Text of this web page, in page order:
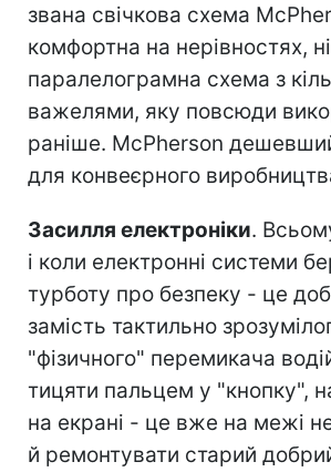
звана свічкова схема
комфортна на нерівностях,
паралелограмна схема з
важелями, яку повсюди
раніше. MсPherson
для конвеєрного
Засилля електроніки.
і коли електронні системи
турботу про безпеку - це
замість тактильно
"фізичного" перемикача
тицяти пальцем у "кнопку",
на екрані - це вже на межі
й ремонтувати старий